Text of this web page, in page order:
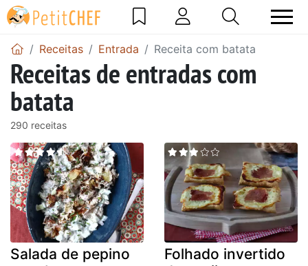
Receitas Entrada Receita com batata
Receitas de entradas com
batata
290 receitas
Salada de pepino
Folhado invertido